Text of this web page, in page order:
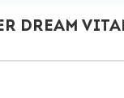
dream